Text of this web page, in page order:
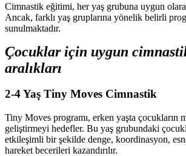
Cimnastik eğitimi, her yaş grubuna uygun
Ancak, farklı yaş gruplarına yönelik belirli
sunulmaktadır.
Çocuklar için uygun
aralıkları
2-4 Yaş Tiny Moves Cimnastik
Tiny Moves programı, erken yaşta çocukların
geliştirmeyi hedefler. Bu yaş grubundaki
etkileşimli bir şekilde denge, koordinasyon,
hareket becerileri kazandırılır.